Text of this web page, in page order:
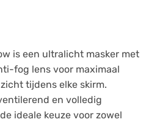
is een ultralicht masker met
fog lens voor maximaal
tijdens elke skirm.
en volledig
ideale keuze voor zowel